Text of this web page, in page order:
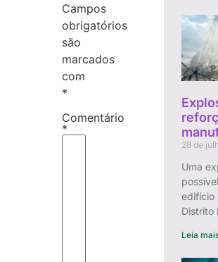
Campos
obrigatórios
são
marcados
com
*
Comentário
*
28 de
Uma
edifício
Distrito
Leia